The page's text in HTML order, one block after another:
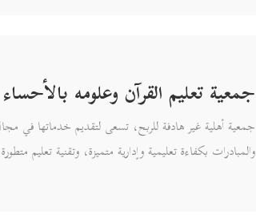
جمعية تعليم القرآن وعلومه بالأحساء
جمعية أهلية غير هادفة للربح، تسعى لتقديم خدماتها في
والمبادرات بكفاءة تعليمية وإدارية متميزة، وتقنية تعليم